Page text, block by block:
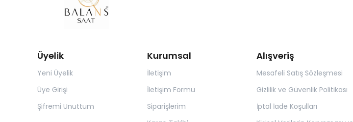
Üyelik
Yeni Üyelik
Üye Girişi
Şifremi Unuttum
Kurumsal
İletişim
İletişim Formu
Siparişlerim
Alışveriş
Mesafeli Satış Sözleşmesi
Gizlilik ve Güvenlik Politikası
İptal İade Koşulları